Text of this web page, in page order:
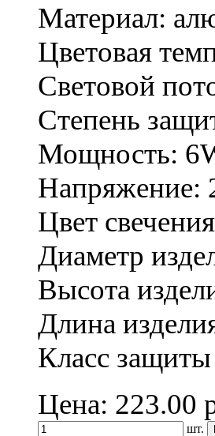
Материал:
Цветовая
Световой
Степень
Мощность:
Напряжение:
Цвет
Диаметр
Высота
Длина
Класс
Цена: 223.00
шт.